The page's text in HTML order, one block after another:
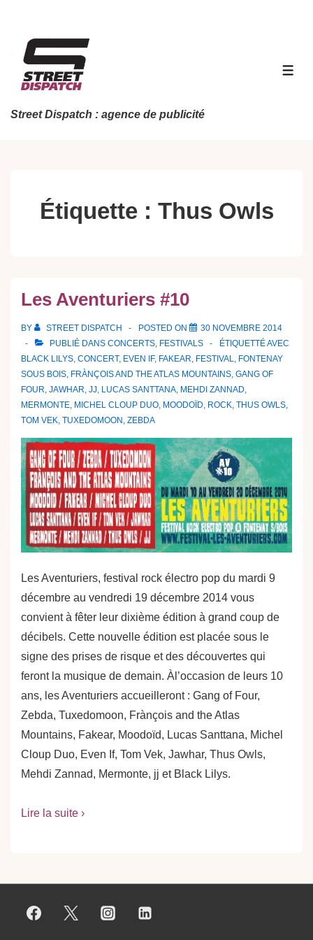
contenu
principal
Street Dispatch : agence de publicité
Étiquette : Thus Owls
Les Aventuriers #10
BY STREET DISPATCH POSTED ON
30 NOVEMBRE 2014
PUBLIÉ DANS CONCERTS, FESTIVALS
ÉTIQUETTÉ AVEC
BLACK LILYS, CONCERT, EVEN IF, FAKEAR, FESTIVAL, FONTENAY
SOUS BOIS, FRÀNÇOIS AND THE ATLAS MOUNTAINS, GANG OF
FOUR, JAWHAR, JJ, LUCAS SANTTANA, MEHDI ZANNAD,
MERMONTE, MICHEL CLOUP DUO, MOODOÏD, ROCK, THUS OWLS,
TOM VEK, TUXEDOMOON , ZEBDA
Les Aventuriers, festival rock électro pop du mardi 9
décembre au vendredi 19 décembre 2014 vous
convient à fêter leur dixième édition à grand coup de
décibels. Cette nouvelle édition est placée sous le
signe des prises de risque et des découvertes qui
feront la musique de demain. Àl’occasion de leurs 10
ans, les Aventuriers accueilleront : Gang of Four,
Zebda, Tuxedomoon, Frànçois and the Atlas
Mountains, Fakear, Moodoïd, Lucas Santtana, Michel
Cloup Duo, Even If, Tom Vek, Jawhar, Thus Owls,
Mehdi Zannad, Mermonte, jj et Black Lilys.
Lire la suite ›